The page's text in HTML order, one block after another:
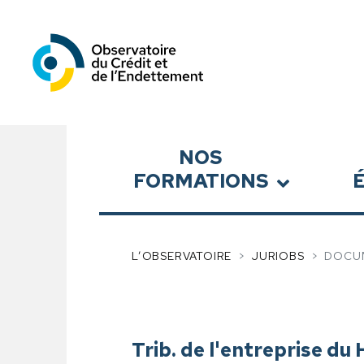
Observatoire du Crédit et
NOS
FORMATIONS
L’OBSERVATOIRE JURIOBS
Trib. de l'entreprise du